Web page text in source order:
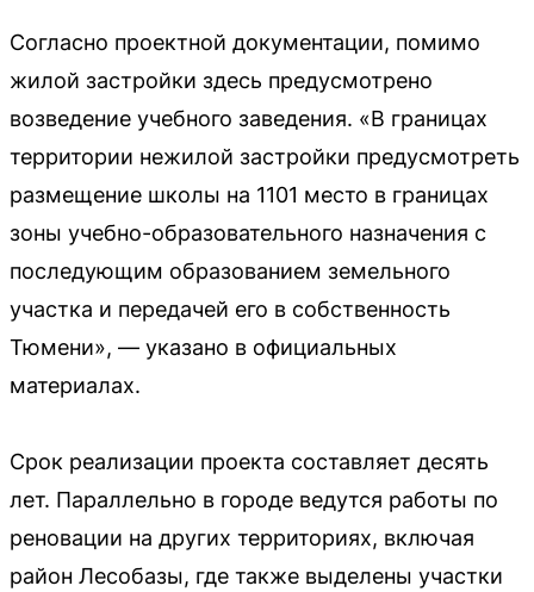
Согласно проектной документации, помимо
жилой застройки здесь предусмотрено
возведение учебного заведения. «В границах
территории нежилой застройки предусмотреть
размещение школы на 1101 место в границах
зоны учебно-образовательного назначения с
последующим образованием земельного
участка и передачей его в собственность
Тюмени», — указано в официальных
материалах.
Срок реализации проекта составляет десять
лет. Параллельно в городе ведутся работы по
реновации на других территориях, включая
район Лесобазы, где также выделены участки